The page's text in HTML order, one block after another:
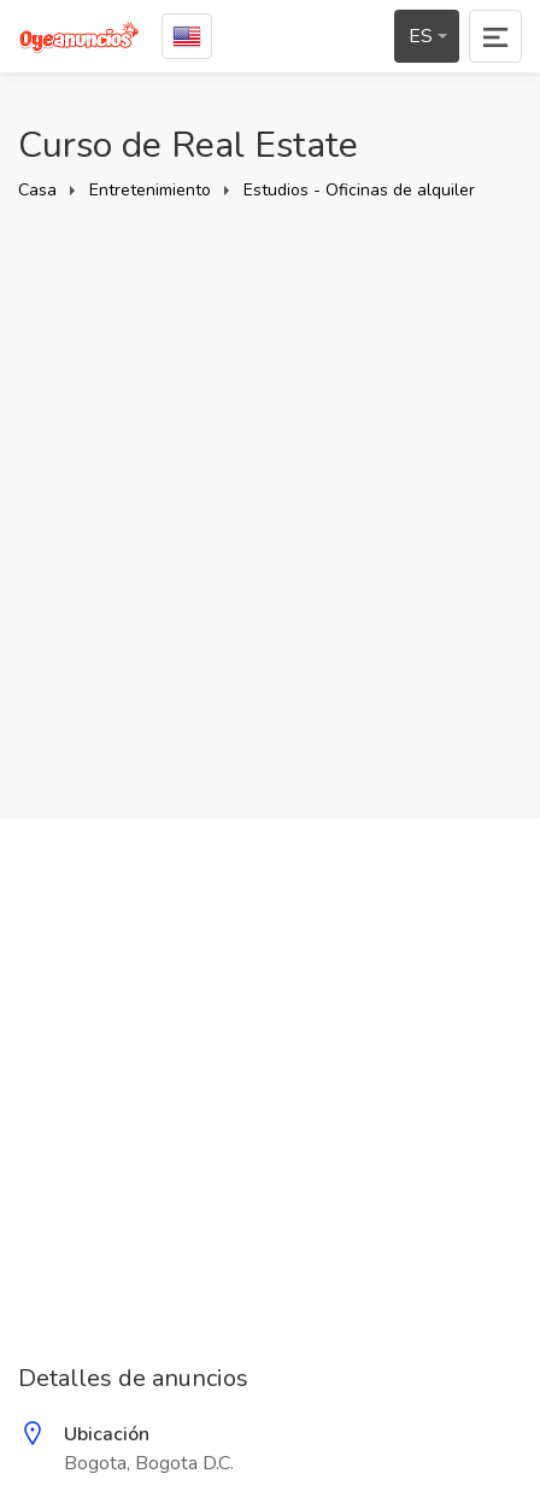
ES
Curso de Real Estate
Casa Entretenimiento Estudios - Oficinas de alquiler
Detalles de anuncios
Ubicación
Bogota, Bogota D.C.